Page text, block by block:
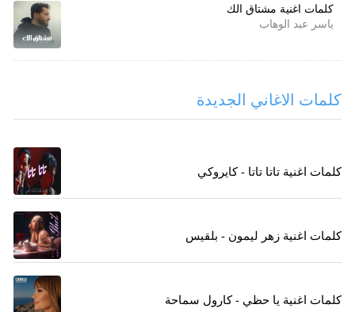
كلمات اغنية مشتاق الك
ياسر عبد الوهاب
كلمات الاغاني الجديدة
كلمات اغنية تاتا تاتا - كايروكي
كلمات اغنية زهر ليمون - بلقيس
كلمات اغنية يا حظي - كارول سماحة